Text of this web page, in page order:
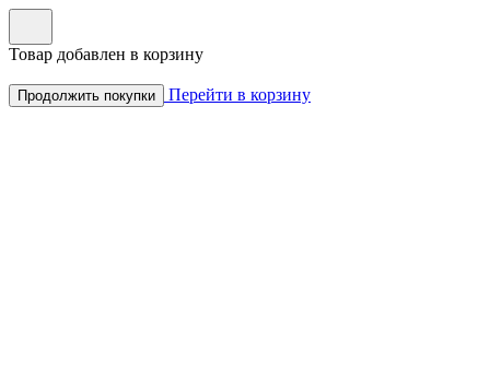
Товар добавлен в корзину
Продолжить покупки Перейти в корзину